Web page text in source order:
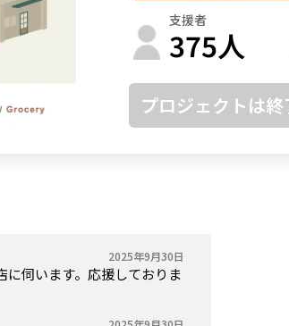
支援者
375人
プロジェクトは
2025年9月30日
伺います。応援しておりま